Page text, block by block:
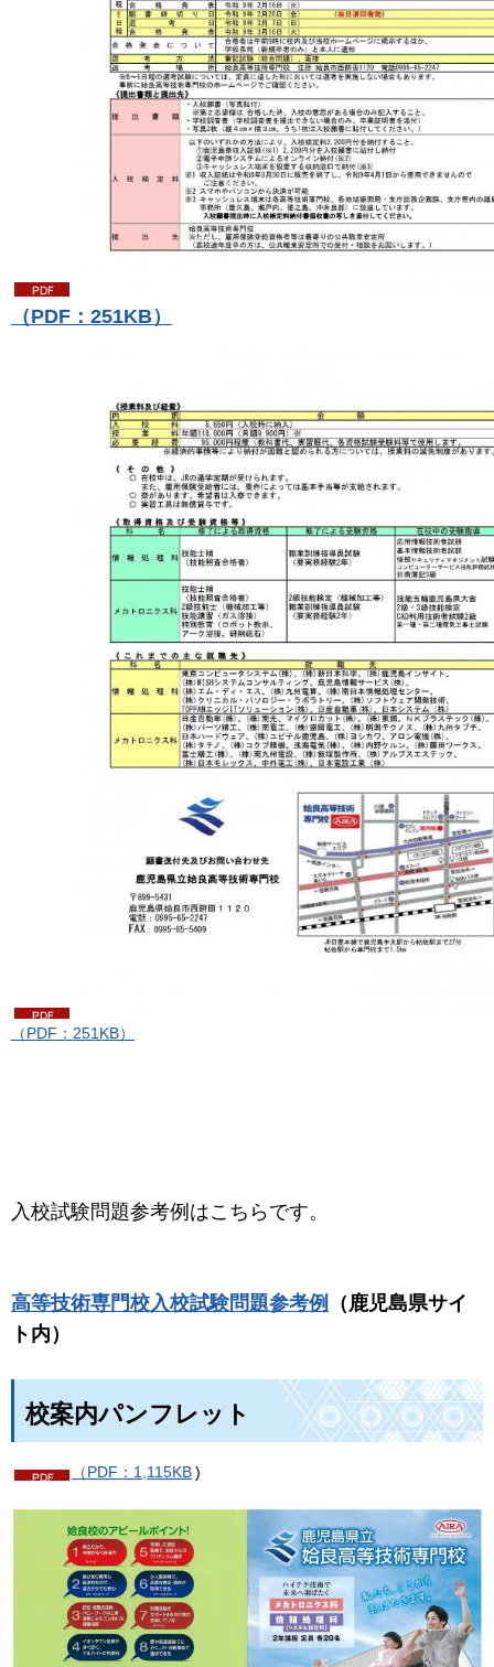
（PDF：251KB）
（PDF：251KB）
入校試験問題参考例はこちらです。
高等技術専門校入校試験問題参考例
（鹿児島県サイ
ト内）
校案内パンフレット
（PDF：1,115KB)